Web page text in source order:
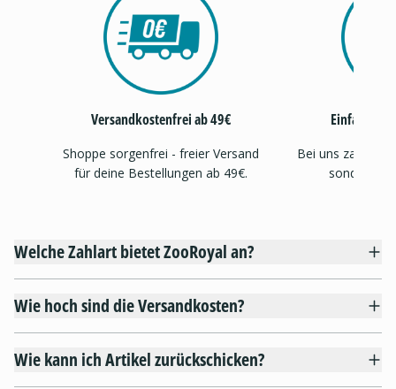
Versandkostenfrei ab 49€
Shoppe sorgenfrei - freier Versand
für deine Bestellungen ab 49€.
Einfache,
Bei uns zahlst
sondern
Welche Zahlart bietet ZooRoyal an?
Wie hoch sind die Versandkosten?
Wie kann ich Artikel zurückschicken?